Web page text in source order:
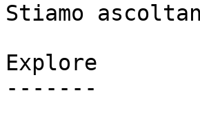
Stiamo
Explore
-------